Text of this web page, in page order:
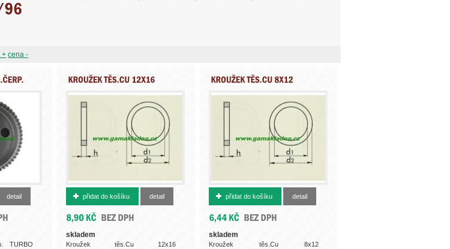
+ cena -
detail
TURBO
933821216
přidat do košíku detail
skladem
Kroužek těs.Cu 12x16
933820812
přidat do košíku detail
skladem
Kroužek těs.Cu 8x12